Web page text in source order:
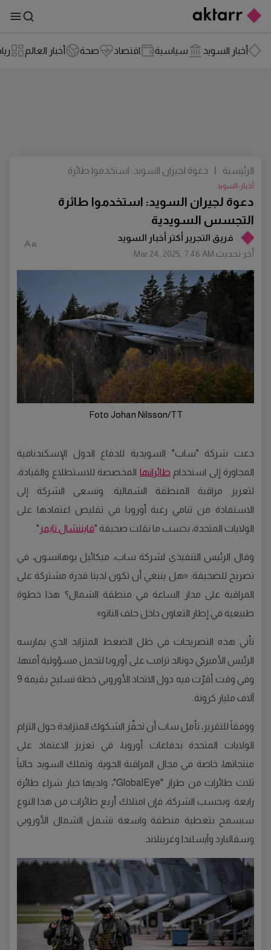
أخبار السويد سياسية اقتصاد صحة أخبار العالم
فريق التجرير أكتر أخبار السويد
أخر تحديث Mar 24, 2025, 7:46 AM
دعوة لجيران السويد: استخدموا طائرة
التجسس السويدية
أخبار-السويد
الرئيسية
دعوة لجيران السويد: استخدموا طائرة
Foto Johan Nilsson/TT
دعت شركة "ساب" السويدية للدفاع الدول الإسكندنافية
المجاورة إلى استخدام طائراتها المخصصة للاستطلاع والقيادة،
لتعزيز مراقبة المنطقة الشمالية. وتسعى الشركة إلى
الاستفادة من تنامي رغبة أوروبا في تقليص اعتمادها على
الولايات المتحدة، بحسب ما نقلت صحيفة "فايننشال تايمز ".
وقال الرئيس التنفيذي لشركة ساب، ميكائيل يوهانسون، في
تصريح للصحيفة: «هل ينبغي أن تكون لدينا قدرة مشتركة على
المراقبة على مدار الساعة في منطقة الشمال؟ هذا خطوة
طبيعية في إطار التعاون داخل حلف الناتو».
تأتي هذه التصريحات في ظل الضغط المتزايد الذي يمارسه
الرئيس الأميركي دونالد ترامب على أوروبا لتحمل مسؤولية أمنها،
وفي وقت أقرّت فيه دول الاتحاد الأوروبي خطة تسليح بقيمة 9
آلاف مليار كرونة.
ووفقاً للتقرير، تأمل ساب أن تحفّز الشكوك المتزايدة حول التزام
الولايات المتحدة بدفاعات أوروبا، في تعزيز الاعتماد على
منتجاتها، خاصة في مجال المراقبة الجوية. وتملك السويد حالياً
ثلاث طائرات من طراز "GlobalEye"، ولديها خيار شراء طائرة
رابعة. وبحسب الشركة، فإن امتلاك أربع طائرات من هذا النوع
سيسمح بتغطية منطقة واسعة تشمل الشمال الأوروبي
وسفالبارد وآيسلندا وغرينلاند.